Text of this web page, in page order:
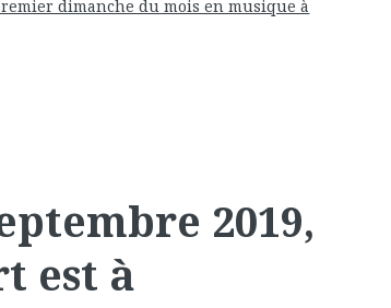
dimanche du mois en musique à
2019,
est à